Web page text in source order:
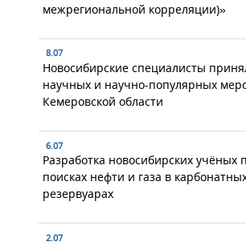
межрегиональной корреляции)»
8.07
Новосибирские специалисты
научных и научно-популярных
Кемеровской области
6.07
Разработка новосибирских учёных
поисках нефти и газа в
резервуарах
2.07